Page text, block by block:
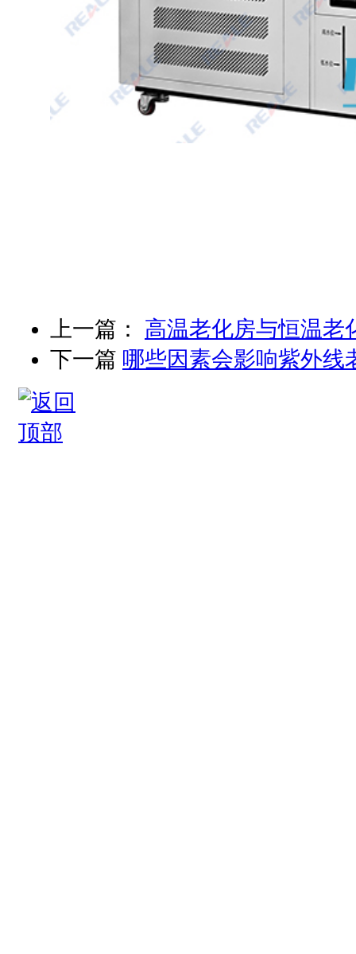
上一篇： 高温老化房与恒温老
下一篇 哪些因素会影响紫外线